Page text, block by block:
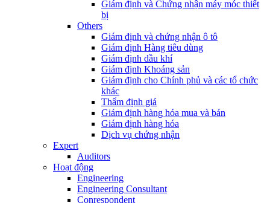
Giám định và Chứng nhận máy móc thiết
bị
Others
Giám định và chứng nhận ô tô
Giám định Hàng tiêu dùng
Giám định dầu khí
Giám định Khoáng sản
Giám định cho Chính phủ và các tổ chức
khác
Thẩm định giá
Giám định hàng hóa mua và bán
Giám định hàng hóa
Dịch vụ chứng nhận
Expert
Auditors
Hoạt động
Engineering
Engineering Consultant
Conrespondent